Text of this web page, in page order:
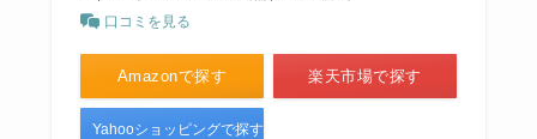
口コミを見る
Amazonで探す 楽天市場で探す
Yahooショッピングで探す